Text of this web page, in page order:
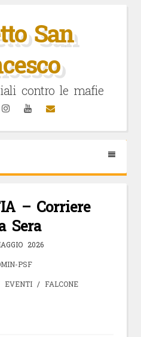
San
contro le mafie
InstagramYouTubeEmail
– Corriere
Sera
2026
PSF
EVENTI / FALCONE